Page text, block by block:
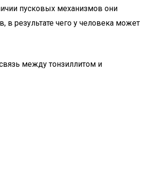
пусковых механизмов они
в результате чего у человека может
между тонзиллитом и